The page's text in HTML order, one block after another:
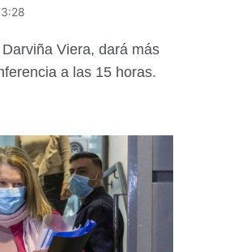
Viera, dará más
a las 15 horas.